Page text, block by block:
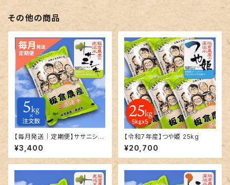
その他の商品
【毎月発送｜定期便】ササニシキ
｜精米｜5kg単位で発送
¥3,400
【令和7年産】つや姫 25kg
¥20,700